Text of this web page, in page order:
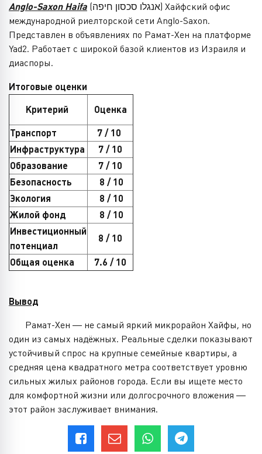
Anglo-Saxon Haifa (אנגלו סכסון חיפה) Хайфский офис
международной риелторской сети Anglo-Saxon.
Представлен в объявлениях по Рамат-Хен на платформе
Yad2. Работает с широкой базой клиентов из Израиля и
диаспоры.
Итоговые оценки
Критерий Оценка
Транспорт
7 / 10
Инфраструктура
7 / 10
Образование
7 / 10
Безопасность
8 / 10
Экология
8 / 10
Жилой фонд
8 / 10
Инвестиционный
потенциал
8 / 10
Общая оценка 7.6 / 10
Вывод
Рамат-Хен — не самый яркий микрорайон Хайфы, но
один из самых надёжных. Реальные сделки показывают
устойчивый спрос на крупные семейные квартиры, а
средняя цена квадратного метра соответствует уровню
сильных жилых районов города. Если вы ищете место
для комфортной жизни или долгосрочного вложения —
этот район заслуживает внимания.